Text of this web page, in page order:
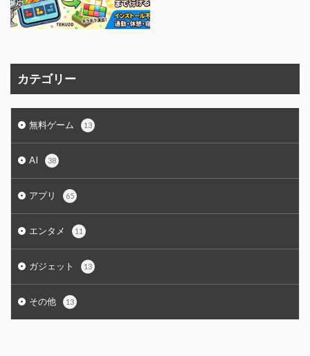
カテゴリー
無料ゲーム 13
AI 38
アプリ 65
エンタメ 11
ガジェット 13
その他 13